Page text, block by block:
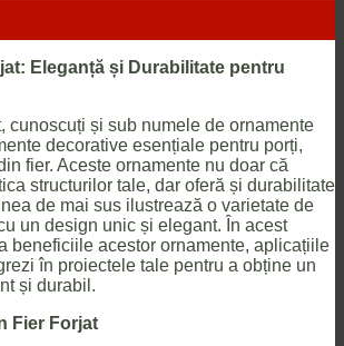
Eleganță și Durabilitate pentru
cunoscuți și sub numele de ornamente
decorative esențiale pentru porți,
fier. Aceste ornamente nu doar că
structurilor tale, dar oferă și durabilitate
de mai sus ilustrează o varietate de
un design unic și elegant. În acest
beneficiile acestor ornamente, aplicațiile
în proiectele tale pentru a obține un
și durabil.
Fier Forjat